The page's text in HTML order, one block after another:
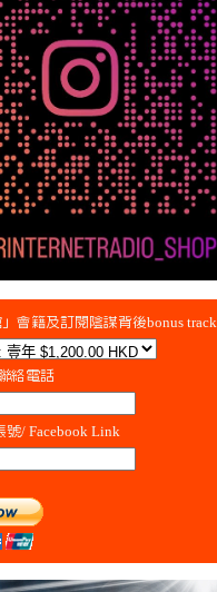
」會籍及訂閱陰謀背後bonus track
絡電話
號/ Facebook Link